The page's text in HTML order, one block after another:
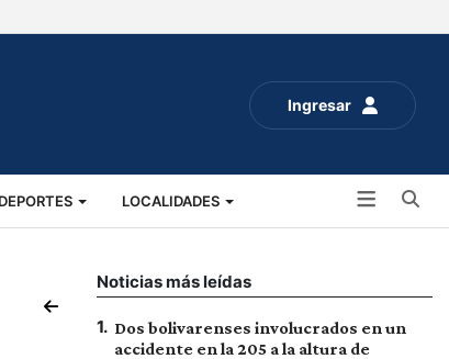
Ingresar
DEPORTES LOCALIDADES
Noticias más leídas
1. Dos bolivarenses involucrados en un
accidente en la 205 a la altura de